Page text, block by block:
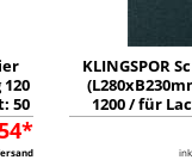
50
KLINGSPOR
1200 / für
Inhalt: 50